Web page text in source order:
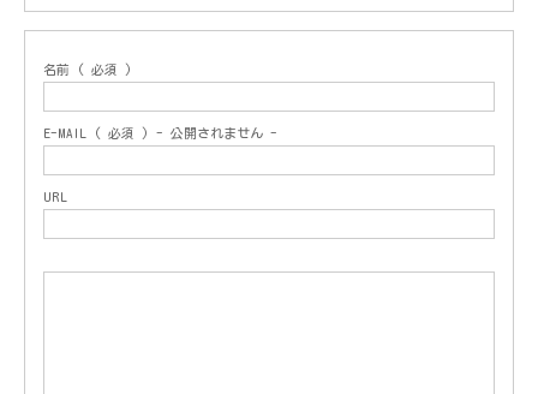
名前 ( 必須 )
E-MAIL ( 必須 ) - 公開されません -
URL